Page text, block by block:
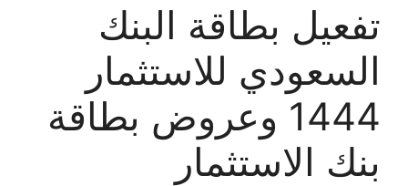
تفعيل بطاقة البنك
السعودي للاستثمار
1444 وعروض بطاقة
بنك الاستثمار